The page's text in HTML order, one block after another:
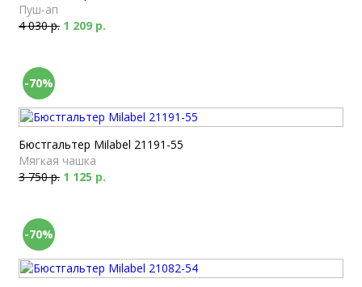
Пуш-ап
4 030 р. 1 209 р.
-70%
Бюстгальтер Milabel 21191-55
Мягкая чашка
3 750 р. 1 125 р.
-70%